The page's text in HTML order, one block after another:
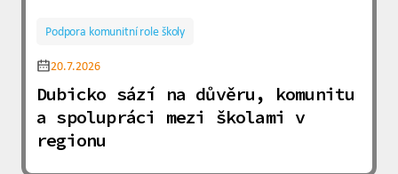
Podpora komunitní role školy
20.7.2026
Dubicko sází na důvěru, komunitu
a spolupráci mezi školami v
regionu